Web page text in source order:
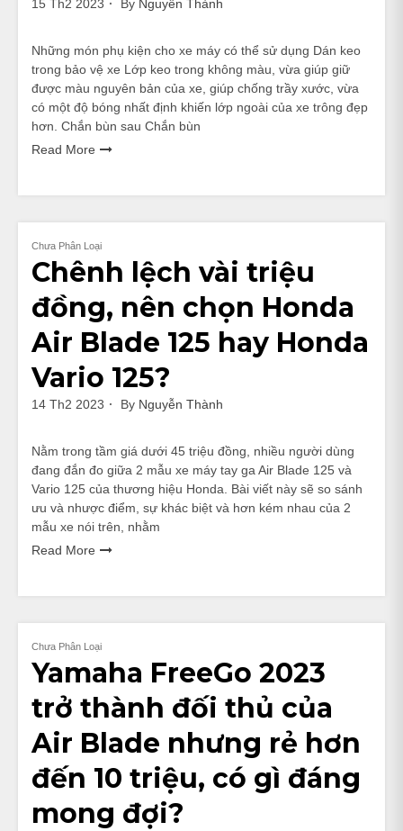
15 Th2 2023 By Nguyễn Thành
Những món phụ kiện cho xe máy có thể sử dụng Dán keo
trong bảo vệ xe Lớp keo trong không màu, vừa giúp giữ
được màu nguyên bản của xe, giúp chống trầy xước, vừa
có một độ bóng nhất định khiến lớp ngoài của xe trông đẹp
hơn. Chắn bùn sau Chắn bùn
Read More
Chưa Phân Loại
Chênh lệch vài triệu
đồng, nên chọn Honda
Air Blade 125 hay Honda
Vario 125?
14 Th2 2023 By Nguyễn Thành
Nằm trong tầm giá dưới 45 triệu đồng, nhiều người dùng
đang đắn đo giữa 2 mẫu xe máy tay ga Air Blade 125 và
Vario 125 của thương hiệu Honda. Bài viết này sẽ so sánh
ưu và nhược điểm, sự khác biệt và hơn kém nhau của 2
mẫu xe nói trên, nhằm
Read More
Chưa Phân Loại
Yamaha FreeGo 2023
trở thành đối thủ của
Air Blade nhưng rẻ hơn
đến 10 triệu, có gì đáng
mong đợi?